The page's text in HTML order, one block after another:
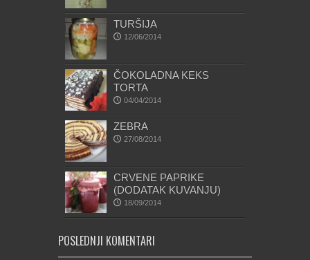
TURŠIJA
12/06/2014
ČOKOLADNA KEKS
TORTA
04/04/2014
ZEBRA
27/08/2014
CRVENE PAPRIKE
(DODATAK KUVANJU)
18/09/2014
POSLEDNJI KOMENTARI